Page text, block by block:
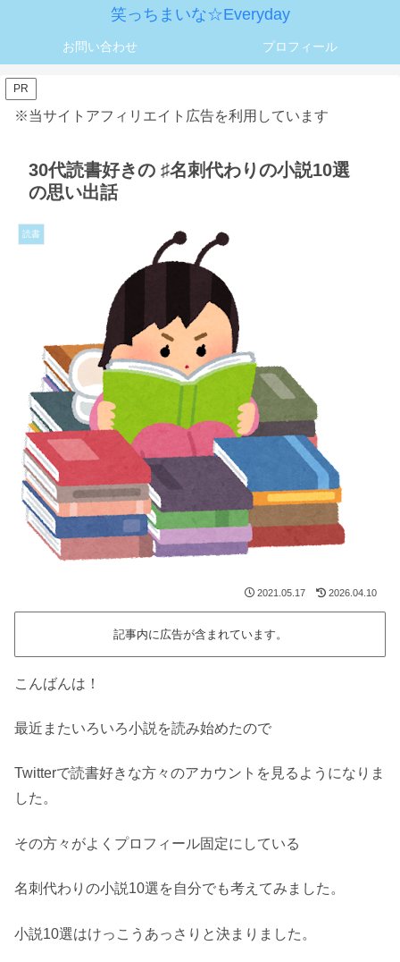
笑っちまいな☆Everyday
お問い合わせ プロフィール
PR
※当サイトアフィリエイト広告を利用しています
30代読書好きの ♯名刺代わりの小説10選
の思い出話
読書
2021.05.17 2026.04.10
記事内に広告が含まれています。
こんばんは！
最近またいろいろ小説を読み始めたので
Twitterで読書好きな方々のアカウントを見るようになりま
した。
その方々がよくプロフィール固定にしている
名刺代わりの小説10選を自分でも考えてみました。
小説10選はけっこうあっさりと決まりました。